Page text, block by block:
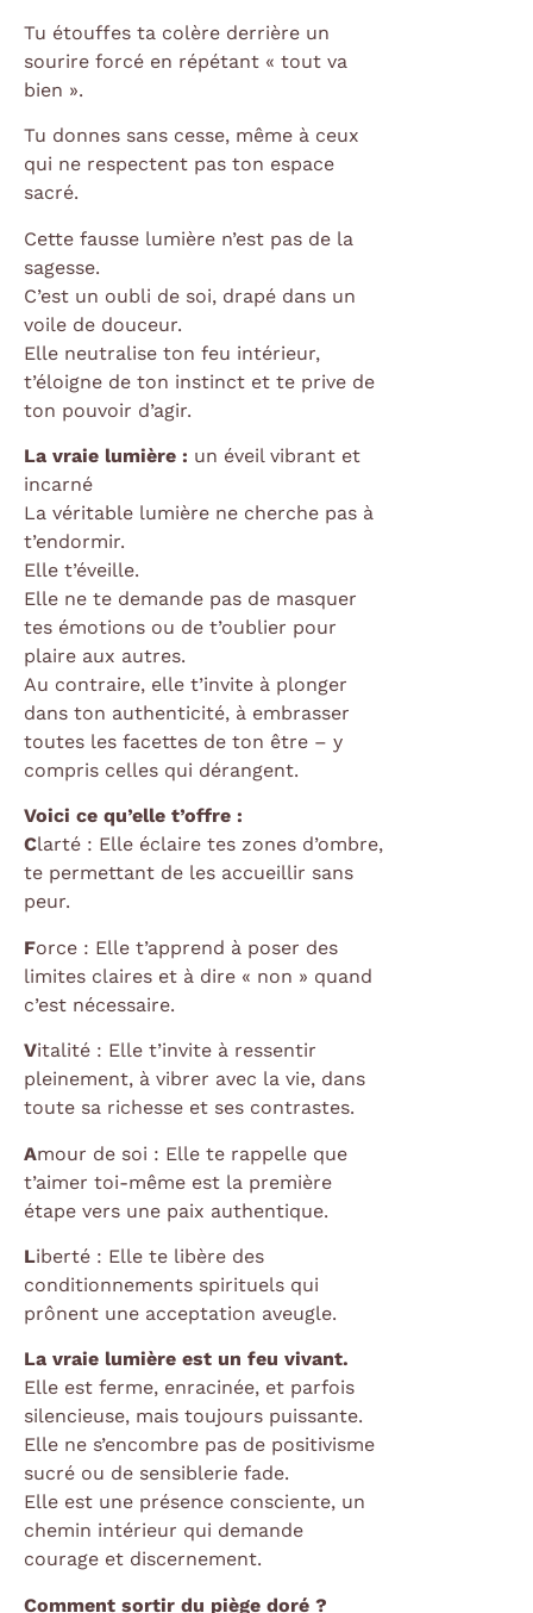
Tu étouffes ta colère derrière un
sourire forcé en répétant « tout va
bien ».
Tu donnes sans cesse, même à ceux
qui ne respectent pas ton espace
sacré.
Cette fausse lumière n’est pas de la
sagesse.
C’est un oubli de soi, drapé dans un
voile de douceur.
Elle neutralise ton feu intérieur,
t’éloigne de ton instinct et te prive de
ton pouvoir d’agir.
La vraie lumière : un éveil vibrant et
incarné
La véritable lumière ne cherche pas à
t’endormir.
Elle t’éveille.
Elle ne te demande pas de masquer
tes émotions ou de t’oublier pour
plaire aux autres.
Au contraire, elle t’invite à plonger
dans ton authenticité, à embrasser
toutes les facettes de ton être – y
compris celles qui dérangent.
Voici ce qu’elle t’offre :
Clarté : Elle éclaire tes zones d’ombre,
te permettant de les accueillir sans
peur.
Force : Elle t’apprend à poser des
limites claires et à dire « non » quand
c’est nécessaire.
Vitalité : Elle t’invite à ressentir
pleinement, à vibrer avec la vie, dans
toute sa richesse et ses contrastes.
Amour de soi : Elle te rappelle que
t’aimer toi-même est la première
étape vers une paix authentique.
Liberté : Elle te libère des
conditionnements spirituels qui
prônent une acceptation aveugle.
La vraie lumière est un feu vivant.
Elle est ferme, enracinée, et parfois
silencieuse, mais toujours puissante.
Elle ne s’encombre pas de positivisme
sucré ou de sensiblerie fade.
Elle est une présence consciente, un
chemin intérieur qui demande
courage et discernement.
Comment sortir du piège doré ?